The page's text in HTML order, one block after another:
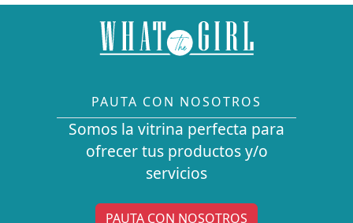
PAUTA CON NOSOTROS
Somos la vitrina perfecta para
ofrecer tus productos y/o
servicios
PAUTA CON NOSOTROS